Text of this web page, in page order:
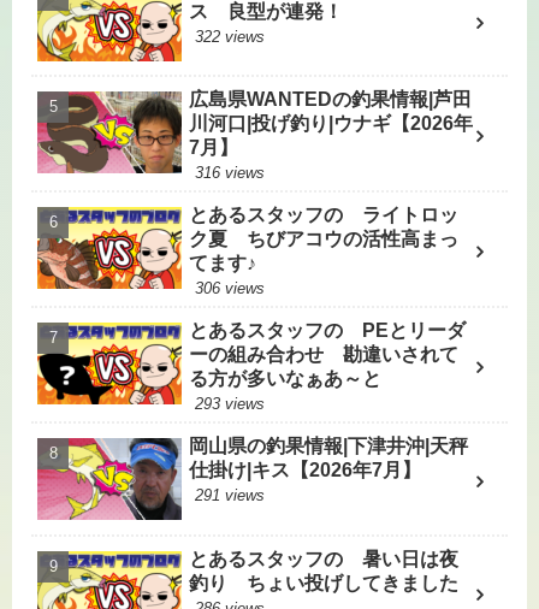
ス 良型が連発！
322 views
広島県WANTEDの釣果情報|芦田
川河口|投げ釣り|ウナギ【2026年
7月】
316 views
とあるスタッフの ライトロッ
ク夏 ちびアコウの活性高まっ
てます♪
306 views
とあるスタッフの PEとリーダ
ーの組み合わせ 勘違いされて
る方が多いなぁあ～と
293 views
岡山県の釣果情報|下津井沖|天秤
仕掛け|キス【2026年7月】
291 views
とあるスタッフの 暑い日は夜
釣り ちょい投げしてきました